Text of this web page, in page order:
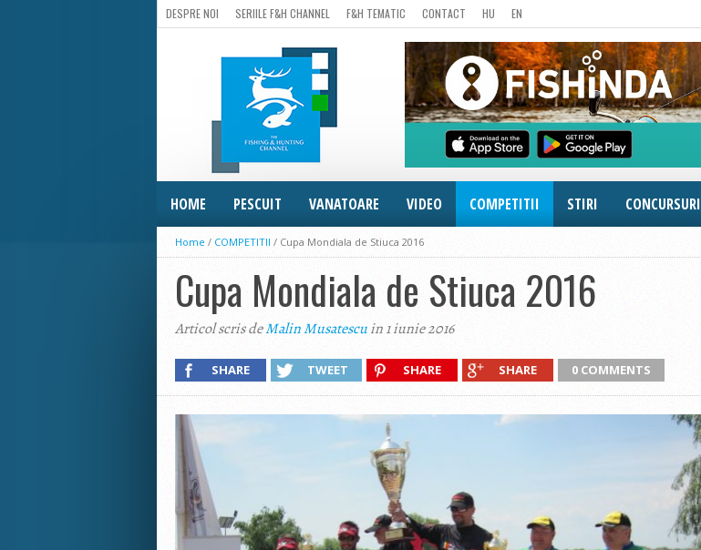
DESPRE NOI SERIILE F&H CHANNEL F&H TEMATIC CONTACT HU EN
HOME PESCUIT VANATOARE VIDEO COMPETITII STIRI CONCURSURI
Home / COMPETITII / Cupa Mondiala de Stiuca 2016
Cupa Mondiala de Stiuca 2016
Articol scris deMalin Musatescuin 1 iunie 2016
SHARE TWEET SHARE SHARE 0 COMMENTS